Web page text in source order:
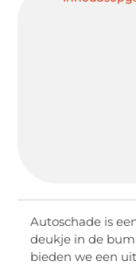
Autoschade is
deukje in de
bieden we een